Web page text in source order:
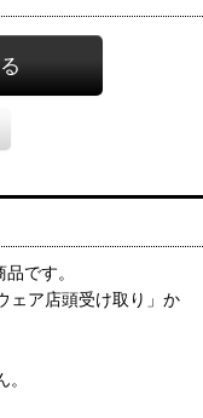
です。
ェア店頭受け取り」か